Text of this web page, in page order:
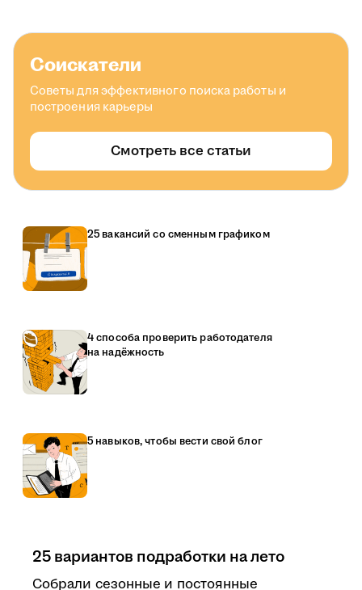
Соискатели
Советы для эффективного поиска работы и
построения карьеры
Смотреть все статьи
25 вакансий со сменным графиком
4 способа проверить работодателя
на надёжность
5 навыков, чтобы вести свой блог
25 вариантов подработки на лето
Собрали сезонные и постоянные